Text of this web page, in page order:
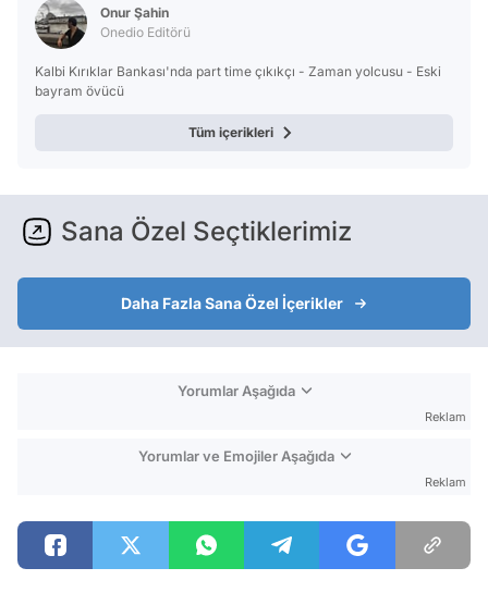
Onur Şahin
Onedio Editörü
Kalbi Kırıklar Bankası'nda part time çıkıkçı - Zaman yolcusu - Eski
bayram övücü
Tüm içerikleri
Sana Özel Seçtiklerimiz
Daha Fazla Sana Özel İçerikler
Yorumlar Aşağıda
Reklam
Yorumlar ve Emojiler Aşağıda
Reklam